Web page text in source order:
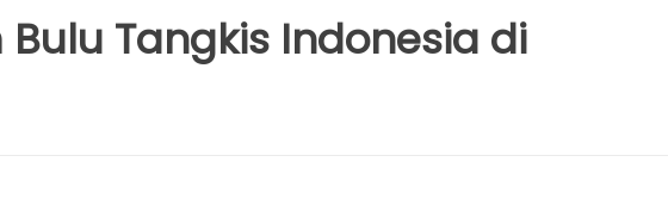
Bulu Tangkis Indonesia di